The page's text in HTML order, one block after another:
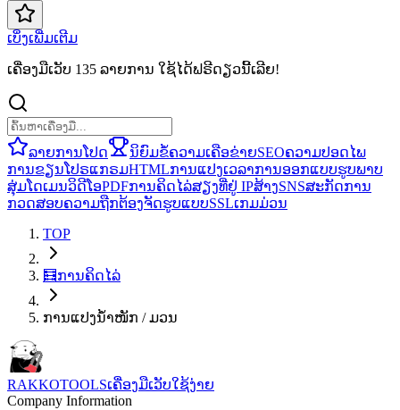
ເບິ່ງເພີ່ມເຕີມ
ເຄື່ອງມືເວັບ 135 ລາຍການ ໃຊ້ໄດ້ຟຣີດຽວນີ້ເລີຍ!
ລາຍການໂປດ ນິຍົມຂໍ້ຄວາມເຄືອຂ່າຍSEOຄວາມປອດໄພ
ການຂຽນໂປຣແກຣມHTMLການແປງເວລາການອອກແບບຮູບພາບ
ສຸ່ມໂດເມນວິດີໂອPDFການຄິດໄລ່ສຽງທີ່ຢູ່ IPສ້າງSNSສະກັດການ
ກວດສອບຄວາມຖືກຕ້ອງຈັດຮູບແບບSSLເກມມ່ວນ
TOP
🧮ການຄິດໄລ່
ການແປງນ້ຳໜັກ / ມວນ
RAKKOTOOLSເຄື່ອງມືເວັບໃຊ້ງ່າຍ
Company Information